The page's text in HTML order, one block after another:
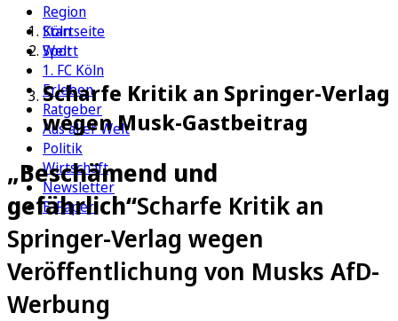
Region
Köln
Sport
1. FC Köln
Erleben
Ratgeber
Aus aller Welt
Politik
Wirtschaft
Newsletter
E-Paper
Startseite
Welt
Scharfe Kritik an Springer-Verlag
wegen Musk-Gastbeitrag
„Beschämend und
gefährlich“Scharfe Kritik an
Springer-Verlag wegen
Veröffentlichung von Musks AfD-
Werbung